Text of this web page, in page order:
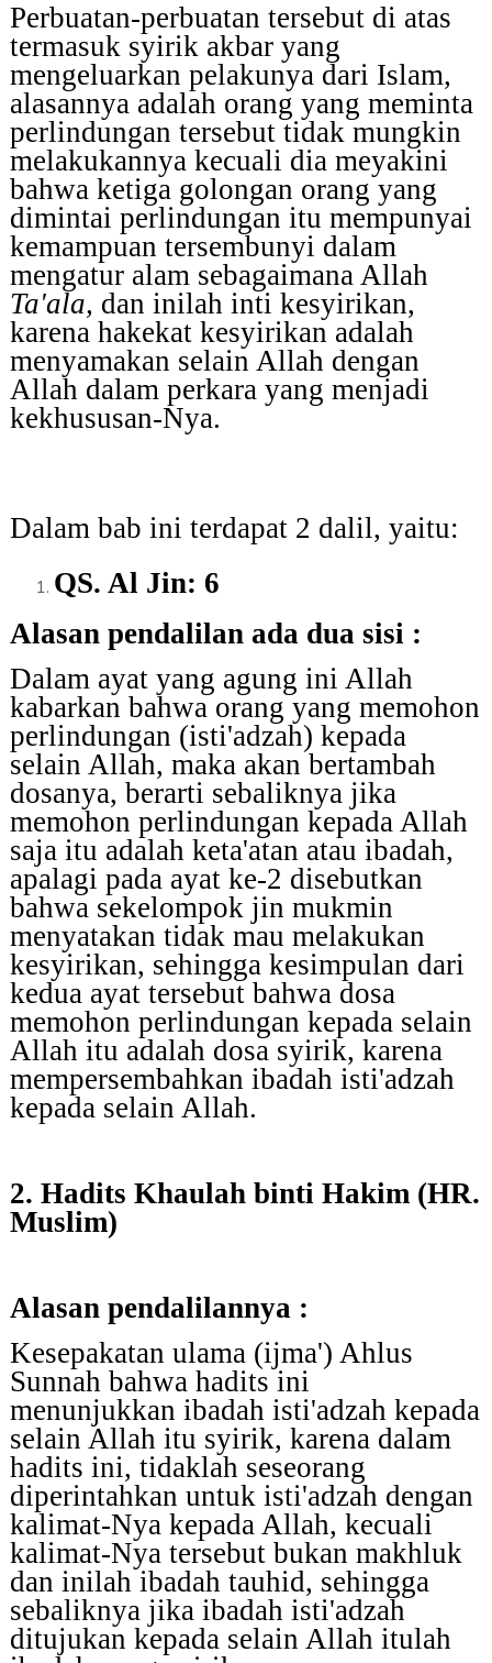
Perbuatan-perbuatan tersebut di atas
termasuk syirik akbar yang
mengeluarkan pelakunya dari Islam,
alasannya adalah orang yang meminta
perlindungan tersebut tidak mungkin
melakukannya kecuali dia meyakini
bahwa ketiga golongan orang yang
dimintai perlindungan itu mempunyai
kemampuan tersembunyi dalam
mengatur alam sebagaimana Allah
Ta'ala, dan inilah inti kesyirikan,
karena hakekat kesyirikan adalah
menyamakan selain Allah dengan
Allah dalam perkara yang menjadi
kekhususan-Nya.
Dalam bab ini terdapat 2 dalil, yaitu:
QS. Al Jin: 6
Alasan pendalilan ada dua sisi :
Dalam ayat yang agung ini Allah
kabarkan bahwa orang yang memohon
perlindungan (isti'adzah) kepada
selain Allah, maka akan bertambah
dosanya, berarti sebaliknya jika
memohon perlindungan kepada Allah
saja itu adalah keta'atan atau ibadah,
apalagi pada ayat ke-2 disebutkan
bahwa sekelompok jin mukmin
menyatakan tidak mau melakukan
kesyirikan, sehingga kesimpulan dari
kedua ayat tersebut bahwa dosa
memohon perlindungan kepada selain
Allah itu adalah dosa syirik, karena
mempersembahkan ibadah isti'adzah
kepada selain Allah.
2. Hadits Khaulah binti Hakim (HR.
Muslim)
Alasan pendalilannya :
Kesepakatan ulama (ijma') Ahlus
Sunnah bahwa hadits ini
menunjukkan ibadah isti'adzah kepada
selain Allah itu syirik, karena dalam
hadits ini, tidaklah seseorang
diperintahkan untuk isti'adzah dengan
kalimat-Nya kepada Allah, kecuali
kalimat-Nya tersebut bukan makhluk
dan inilah ibadah tauhid, sehingga
sebaliknya jika ibadah isti'adzah
ditujukan kepada selain Allah itulah